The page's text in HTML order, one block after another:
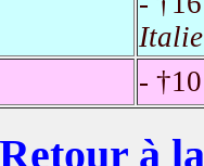
Italie
-
Retour à